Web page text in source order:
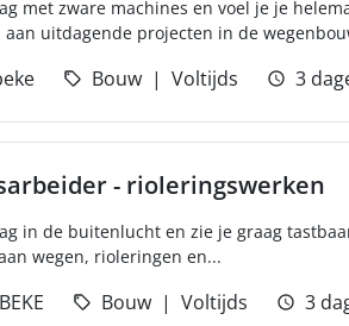
met zware machines en voel je je
aan uitdagende projecten in de
Bouw Voltijds 3
- rioleringswerken
in de buitenlucht en zie je graag
wegen, rioleringen en...
Bouw Voltijds 3